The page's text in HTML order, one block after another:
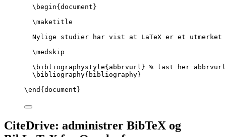
\begin{ document }
\maketitle
Nylige studier har vist at LaTeX er et utmerket
\medskip
\bibliographystyle{abbrvurl} % last her
\bibliography{bibliography}
\end { document }
CiteDrive: administrer BibTeX og